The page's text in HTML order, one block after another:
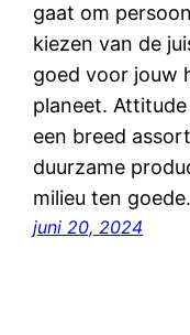
gaat om
kiezen van de
goed voor jouw
planeet.
een breed
duurzame
milieu ten
juni 20, 2024